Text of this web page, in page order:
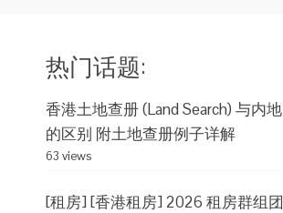
热门话题:
香港土地查册 (Land Search) 与内
的区别 附土地查册例子详解
63 views
[租房] [香港租房] 2026 租房群组